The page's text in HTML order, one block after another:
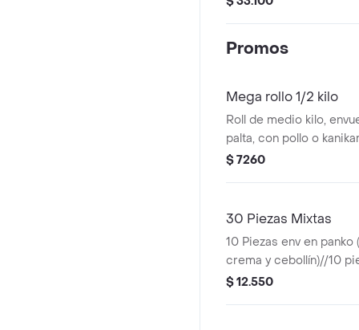
gyozas: empanaditas
o pollo.
furay, queso crema y
crema y palta)./10
relleno palmito, queso
piezas envueltas en
relleno pollo furay,
cebollín)./10 piezas
crema (roll relleno
Promos
Mega rollo 1/2 kilo
Roll de medio kilo,
palta, con pollo o
y cebollín. . -imagen
$ 7260
30 Piezas Mixtas
10 Piezas env en panko
crema y cebollín)//10
(kanikama, queso crema
$ 12.550